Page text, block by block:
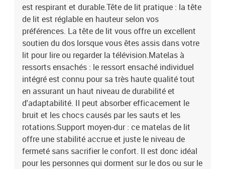
est respirant et durable.Tête de lit pratique : la tête
de lit est réglable en hauteur selon vos
préférences. La tête de lit vous offre un excellent
soutien du dos lorsque vous êtes assis dans votre
lit pour lire ou regarder la télévision.Matelas à
ressorts ensachés : le ressort ensaché individuel
intégré est connu pour sa très haute qualité tout
en assurant un haut niveau de durabilité et
d'adaptabilité. Il peut absorber efficacement le
bruit et les chocs causés par les sauts et les
rotations.Support moyen-dur : ce matelas de lit
offre une stabilité accrue et juste le niveau de
fermeté sans sacrifier le confort. Il est donc idéal
pour les personnes qui dorment sur le dos ou sur le